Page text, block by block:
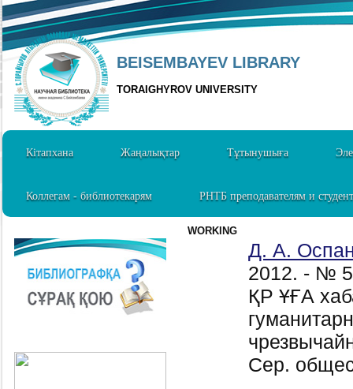
BEISEMBAYEV LIBRARY
TORAIGHYROV UNIVERSITY
Кітапхана Жаңалықтар Тұтынушыға
Коллегам - библиотекарям РНТБ преподавателям и
WORKING
Д. А.
2012. - №
ҚР ҰҒА
Сер.